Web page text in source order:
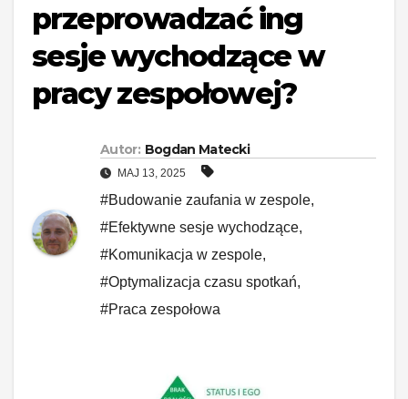
przeprowadzać ing
sesje wychodzące w
pracy zespołowej?
Autor: Bogdan Matecki
MAJ 13, 2025
#Budowanie zaufania w zespole,
#Efektywne sesje wychodzące,
#Komunikacja w zespole,
#Optymalizacja czasu spotkań,
#Praca zespołowa